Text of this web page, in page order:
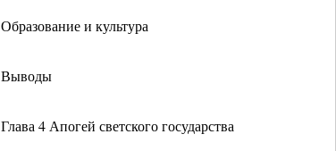
Образование и культура
Выводы
Глава 4 Апогей светского государства